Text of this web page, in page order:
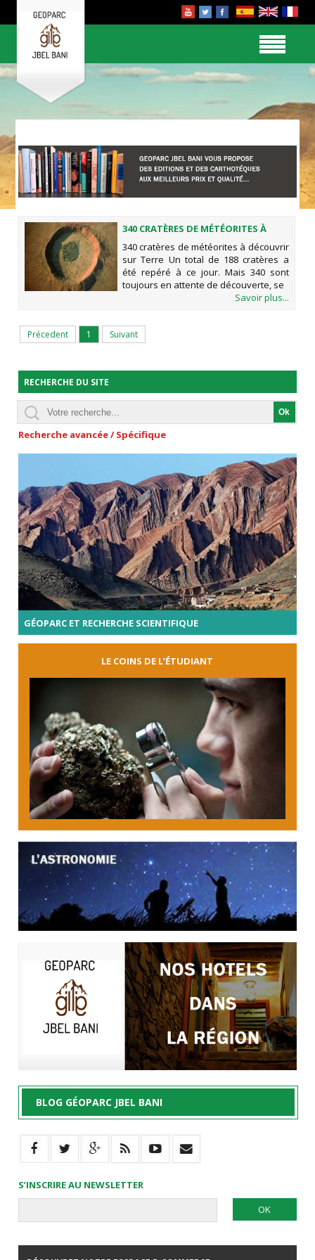
340 CRATÈRES DE MÉTÉORITES À
DÉCOUVRIR SUR TERRE
340 cratères de météorites à découvrir
sur Terre Un total de 188 cratères a
été repéré à ce jour. Mais 340 sont
toujours en attente de découverte, se
Savoir plus...
Précedent 1 Suivant
RECHERCHE DU SITE
Recherche avancée / Spécifique
GÉOPARC ET RECHERCHE SCIENTIFIQUE
LE COINS DE L’ÉTUDIANT
BLOG GÉOPARC JBEL BANI
S’INSCRIRE AU NEWSLETTER